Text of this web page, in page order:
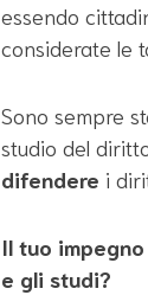
essendo
considerate le
Sono sempre
studio del
difendere i
Il tuo
e gli studi?